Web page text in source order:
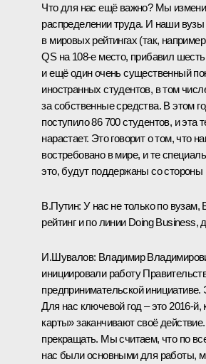
Что для нас ещё важно? Мы
распределении труда. И наши вузы
в мировых рейтингах (так,
QS на 108-е место, прибавил
и ещё один очень существенный
иностранных студентов, в том
за собственные средства. В этом
поступило 86 700 студентов, и эта
нарастает. Это говорит о том, что
востребовано в мире, и те
это, будут поддержаны со стороны
В.Путин: У нас не только по
рейтинг и по линии Doing Business,
И.Шувалов: Владимир
инициировали работу
предпринимательской инициативе.
Для нас ключевой год – это 2016-й,
карты» заканчивают своё
прекращать. Мы считаем, что по
нас были основными для работы,